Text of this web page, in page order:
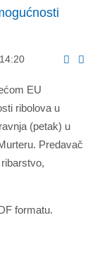
EU
ribolova u
(petak) u
Predavač
formatu.